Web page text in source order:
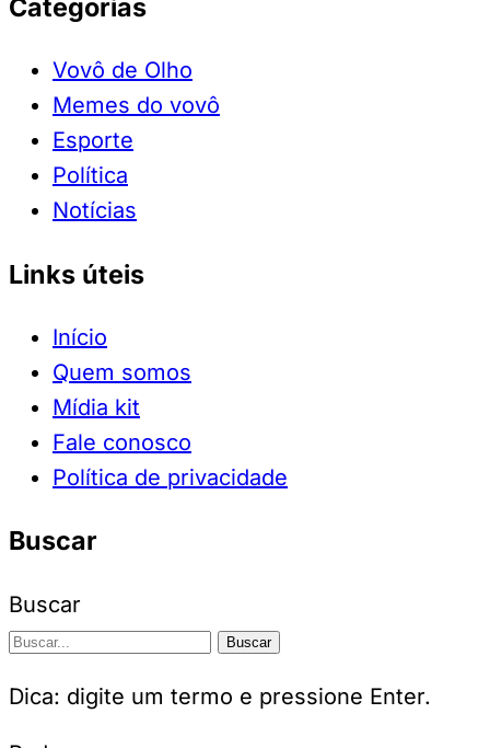
Categorias
Vovô de Olho
Memes do vovô
Esporte
Política
Notícias
Links úteis
Início
Quem somos
Mídia kit
Fale conosco
Política de privacidade
Buscar
Buscar
Buscar
Dica: digite um termo e pressione Enter.